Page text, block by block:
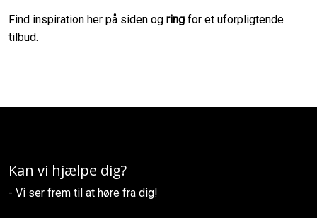
Find inspiration her på siden ogring for et uforpligtende
tilbud.​
Kan vi h​jæ​lpe dig?
- Vi ser frem til at høre fra dig!